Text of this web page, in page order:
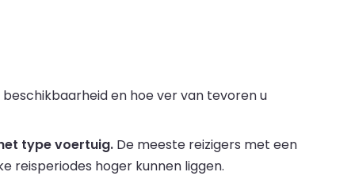
en hoe ver van tevoren u
type voertuig. De meeste reizigers met een
reisperiodes hoger kunnen liggen.